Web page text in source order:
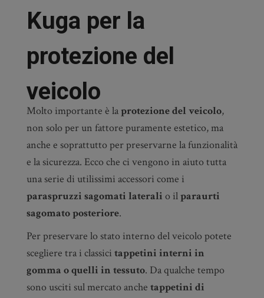
Kuga per la
protezione del
veicolo
Molto importante è laprotezione del veicolo,
non solo per un fattore puramente estetico, ma
anche e soprattutto per preservarne la funzionalità
e la sicurezza. Ecco che ci vengono in aiuto tutta
una serie di utilissimi accessori come i
paraspruzzi sagomati laterali o ilparaurti
sagomato posteriore.
Per preservare lo stato interno del veicolo potete
scegliere tra i classici tappetini interni in
gomma o quelli in tessuto. Da qualche tempo
sono usciti sul mercato anche tappetini di